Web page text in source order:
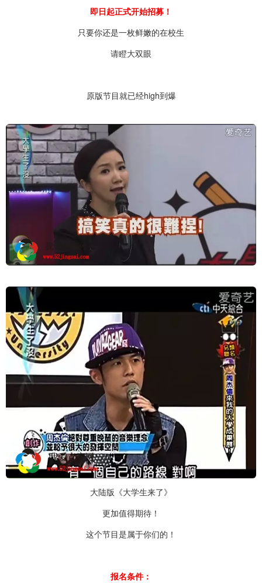
即日起正式开始招募！
只要你还是一枚鲜嫩的在校生
请瞪大双眼
原版节目就已经high到爆
大陆版《大学生来了》
更加值得期待！
这个节目是属于你们的！
报名条件：